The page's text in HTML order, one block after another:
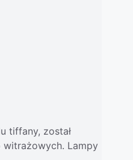
tiffany, został
witrażowych. Lampy